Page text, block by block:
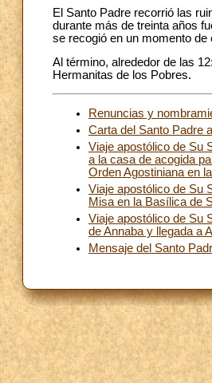
El Santo Padre recorrió las
durante más de treinta años
se recogió en un momento de
Al término, alrededor de las
Hermanitas de los Pobres.
Renuncias y
Carta del Santo Padre
Viaje apostólico de Su
a la casa de acogida
Orden Agostiniana en
Viaje apostólico de Su
Misa en la Basílica de
Viaje apostólico de Su
de Annaba y llegada a
Mensaje del Santo